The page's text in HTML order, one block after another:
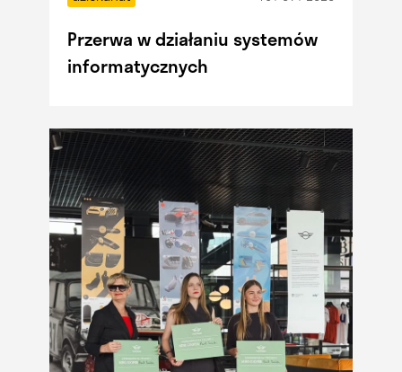
Przerwa w działaniu systemów
informatycznych